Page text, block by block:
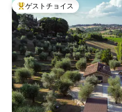
大好評のゲストチョイスです。
ゲストチョイス